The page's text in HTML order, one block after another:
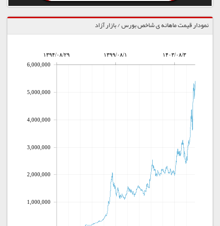
نمودار قیمت ماهانه ی شاخص بورس / بازار آزاد
۱۳۹۴/۰۸/۲۹ ۱۳۹۹/۰۸/۱ ۱۴۰۳/۰۸/۳
1,000,000
2,000,000
3,000,000
4,000,000
5,000,000
6,000,000